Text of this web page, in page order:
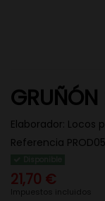
Elaborador: Locos
Referencia
21,70 €
Impuestos incluidos